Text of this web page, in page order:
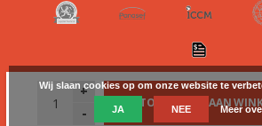
+
-
TOEVOEGEN AAN
Wij slaan cookies op om onze website te
JA NEE Meer